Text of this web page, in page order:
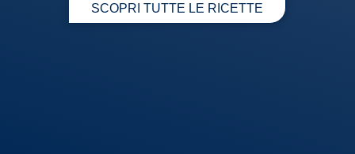
SCOPRI TUTTE LE RICETTE